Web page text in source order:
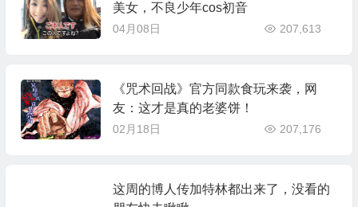
美女，不良少年cos初音
04月08日 207,613
《咒术回战》官方同款食玩来袭，网
友：这才是真的老婆饼！
02月18日 207,176
这周的博人传加特林都出来了，没看的